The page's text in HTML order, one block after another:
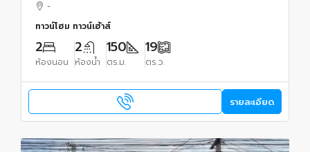
-
ทาวน์โฮม ทาวน์เฮ้าส์
2
ห้องนอน
2
ห้องน้ำ
150
ตร.ม.
19
ตร.ว.
รายละเอียด